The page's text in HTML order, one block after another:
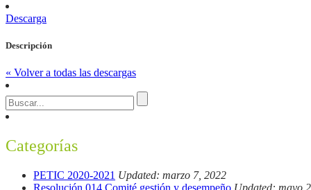
Descarga
Descripción
« Volver a todas las descargas
Categorías
PETIC 2020-2021 Updated: marzo 7, 2022
Resolución 014 Comité gestión y desempeño Updated: mayo